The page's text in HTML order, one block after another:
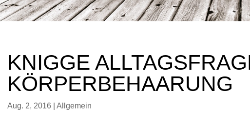
KNIGGE
KÖRPERBEHAARUNG
Aug. 2, 2016 Allgemein